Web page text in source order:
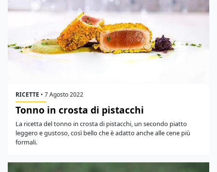
RICETTE • 7 Agosto 2022
Tonno in crosta di pistacchi
La ricetta del tonno in crosta di pistacchi, un secondo piatto
leggero e gustoso, così bello che è adatto anche alle cene più
formali.